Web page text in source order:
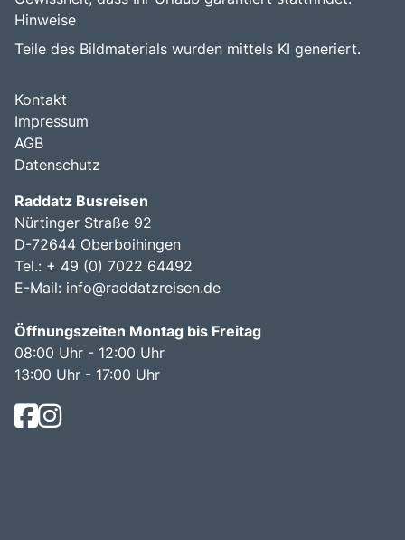
Hinweise
Teile des Bildmaterials wurden mittels KI generiert.
Kontakt
Impressum
AGB
Datenschutz
Raddatz Busreisen
Nürtinger Straße 92
D-72644 Oberboihingen
Tel.: + 49 (0) 7022 64492
E-Mail: info@raddatzreisen.de
Öffnungszeiten Montag bis Freitag
08:00 Uhr - 12:00 Uhr
13:00 Uhr - 17:00 Uhr